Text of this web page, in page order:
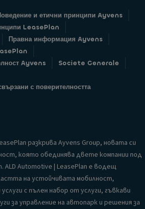
и етични принципи Ayvens
LeasePlan
Правна информация Ayvens
Ayvens
Societe Generale
с поверителността
разкрива Ayvens Group, новата си
която обединява двете компании под
Automotive | LeasePlan е водещ
на устойчивата мобилност,
с пълен набор от услуги, гъвкави
за управление на автопарк и решения за